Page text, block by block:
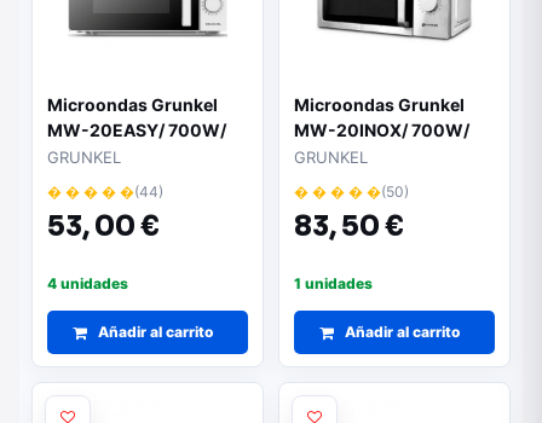
Microondas Grunkel
MW-20EASY/ 700W/
Capacidad 20L/ Blanco
GRUNKEL
� � � � �(44)
53,00 €
4 unidades
Añadir al carrito
Microondas Grunkel
MW-20INOX/ 700W/
Capacidad 20L/
Funcion Grill/ Plata
GRUNKEL
� � � � �(50)
83,50 €
1 unidades
Añadir al carrito